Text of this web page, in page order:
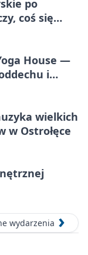
po
coś się
House —
i
wielkich
w Ostrołęce
wydarzenia